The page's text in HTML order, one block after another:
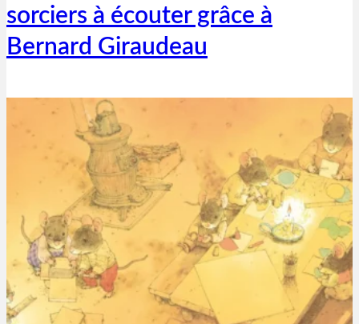
sorciers à écouter grâce à
Bernard Giraudeau